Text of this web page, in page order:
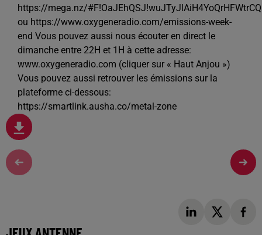
https://mega.nz/#F!OaJEhQSJ!wuJTyJlAiH4YoQrHFWtrCQ
ou https://www.oxygeneradio.com/emissions-week-
end Vous pouvez aussi nous écouter en direct le
dimanche entre 22H et 1H à cette adresse:
www.oxygeneradio.com (cliquer sur « Haut Anjou »)
Vous pouvez aussi retrouver les émissions sur la
plateforme ci-dessous:
https://smartlink.ausha.co/metal-zone